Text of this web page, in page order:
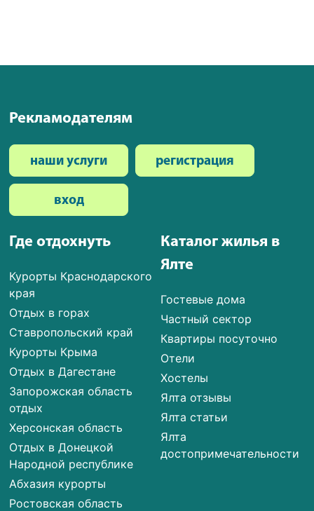
Где отдохнуть
Курорты Краснодарского
края
Отдых в горах
Ставропольский край
Курорты Крыма
Отдых в Дагестане
Запорожская область
отдых
Херсонская область
Отдых в Донецкой
Народной республике
Абхазия курорты
Ростовская область
Каталог жилья в
Ялте
Гостевые дома
Частный сектор
Квартиры посуточно
Отели
Хостелы
Ялта отзывы
Ялта статьи
Ялта
достопримечательности
Рекламодателям
наши услуги регистрация
вход